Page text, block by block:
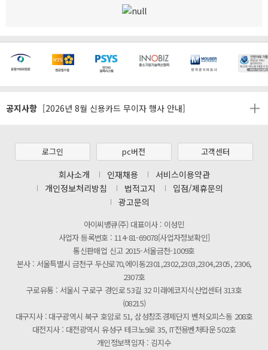
공지사항 [2026년 8월 신용카드 무이자 행사 안내]
[마일리지 적립 및 사용 정책 개편 안내]
[2026년 8월 신용카드 무이자 행사 안내]
제31기 정기주주총회 소집통지서
로그인 pc버전 고객센터
회사소개 인재채용
서비스이용약관
개인정보처리방침
법적고지
입점/제휴문의
광고문의
아이씨뱅큐(주) 대표이사 : 이성민
사업자 등록번호 : 114-81-69078[사업자정보확인]
통신판매업 신고 2015-서울금천-1009호
본사 : 서울특별시 금천구 두산로70,에이동2301,2302,2303,2304,2305, 2306,
2307호
구로유통 : 서울시 구로구 경인로 53길 32 미래에코지식산업센터 313호
(08215)
대구지사 : 대구광역시 북구 호암로 51, 삼성창조경제단지 벤처오피스동 208호
대전지사 : 대전광역시 유성구 테크노9로 35, IT전용벤처타운 502호
개인정보책임자 : 김지수